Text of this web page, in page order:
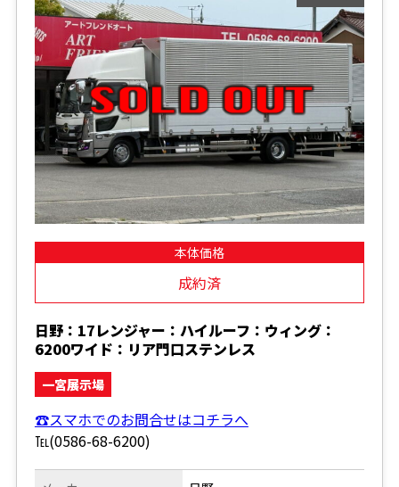
本体価格
成約済
日野：17レンジャー：ハイルーフ：ウィング：
6200ワイド：リア門口ステンレス
一宮展示場
☎スマホでのお問合せはコチラへ
℡(0586-68-6200)